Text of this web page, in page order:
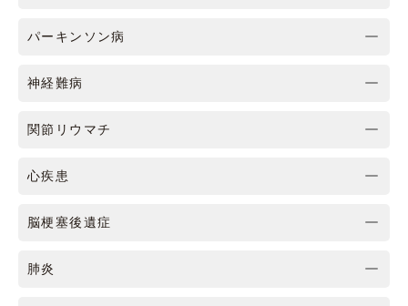
パーキンソン病
神経難病
関節リウマチ
心疾患
脳梗塞後遺症
肺炎